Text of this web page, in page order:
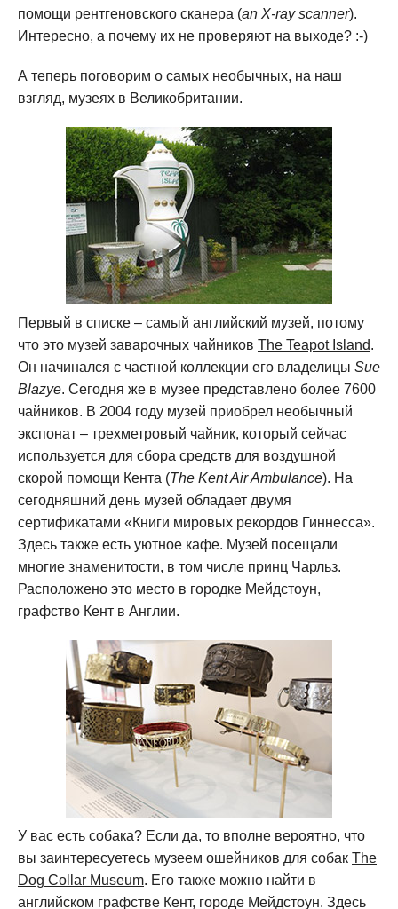
помощи рентгеновского сканера (an X-ray scanner).
Интересно, а почему их не проверяют на выходе? :-)
А теперь поговорим о самых необычных, на наш
взгляд, музеях в Великобритании.
Первый в списке – самый английский музей, потому
что это музей заварочных чайников The Teapot Island.
Он начинался с частной коллекции его владелицы Sue
Blazye. Сегодня же в музее представлено более 7600
чайников. В 2004 году музей приобрел необычный
экспонат – трехметровый чайник, который сейчас
используется для сбора средств для воздушной
скорой помощи Кента (The Kent Air Ambulance). На
сегодняшний день музей обладает двумя
сертификатами «Книги мировых рекордов Гиннесса».
Здесь также есть уютное кафе. Музей посещали
многие знаменитости, в том числе принц Чарльз.
Расположено это место в городке Мейдстоун,
графство Кент в Англии.
У вас есть собака? Если да, то вполне вероятно, что
вы заинтересуетесь музеем ошейников для собак The
Dog Collar Museum. Его также можно найти в
английском графстве Кент, городе Мейдстоун. Здесь